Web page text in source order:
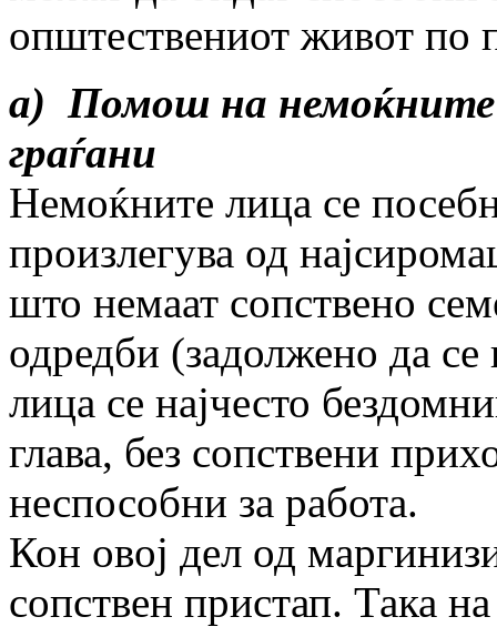
општествениот живот по
а) Помош на немоќните
граѓани
Немоќните лица се
произлегува од
што немаат сопствено
одредби (задолжено да
лица се најчесто
глава, без сопствени
неспособни за работа.
Кон овој дел од
сопствен пристап. Така